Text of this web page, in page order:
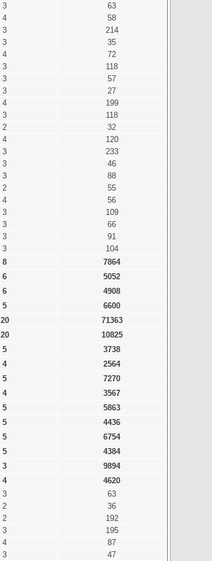
3
63
4
58
3
214
3
35
4
72
3
118
3
57
3
27
4
199
3
118
2
32
4
120
3
233
3
46
3
88
2
55
4
56
3
109
3
66
3
91
3
104
8
7864
6
5052
6
4908
5
6600
20
71363
20
10825
5
3738
4
2564
5
7270
4
3567
5
5863
5
4436
5
6754
5
4384
3
9894
4
4620
3
63
2
36
2
192
3
195
4
87
3
47